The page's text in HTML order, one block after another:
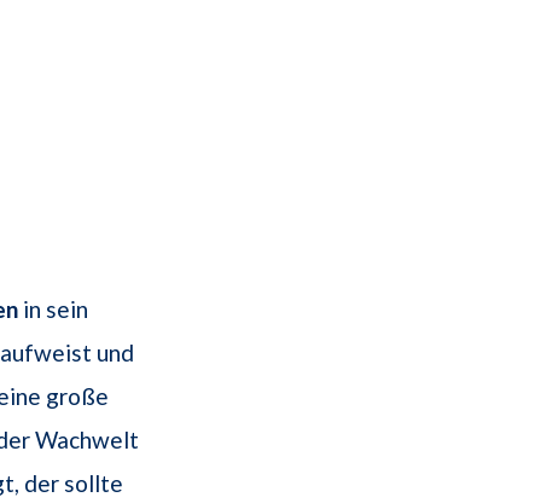
in sein
und
große
Wachwelt
der sollte